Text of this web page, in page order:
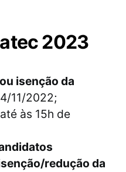
2023
isenção da
11/2022;
às 15h de
redução da